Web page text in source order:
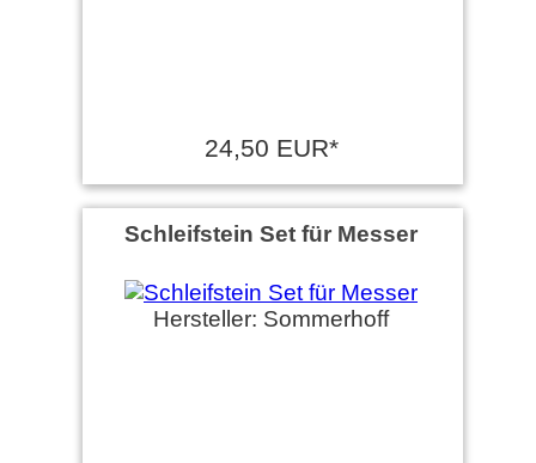
24,50 EUR*
Schleifstein Set für Messer
Hersteller: Sommerhoff